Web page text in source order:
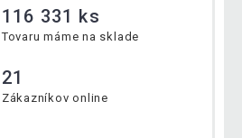
116 331 ks
Tovaru máme na sklade
21
Zákazníkov online